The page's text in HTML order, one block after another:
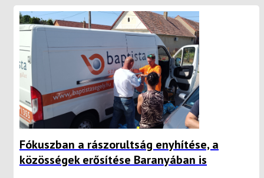
Fókuszban a rászorultság enyhítése, a
közösségek erősítése Baranyában is